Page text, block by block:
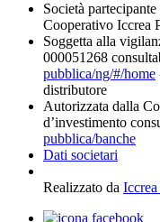
Società
Cooperativo Iccrea
Soggetta alla
000051268
pubblica/ng/#/home
distributore
Autorizzata dalla
d’investimento
pubblica/banche
Dati societari
Realizzato da